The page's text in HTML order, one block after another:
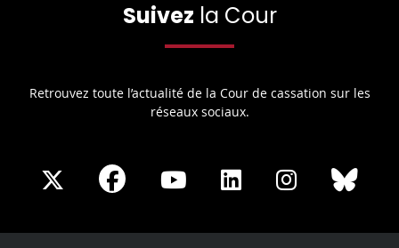
Suivez la Cour
Retrouvez toute l’actualité de la Cour de cassation sur les
réseaux sociaux.
Share
X
Share
Facebook
Share
Youtube
Share
LinkedIn
Share
Instagram